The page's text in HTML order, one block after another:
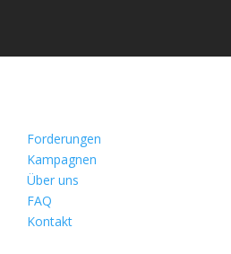
Forderungen
Kampagnen
Über uns
FAQ
Kontakt